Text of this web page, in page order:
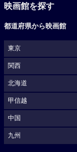
映画館を探す
都道府県から映画館
東京
関西
北海道
甲信越
中国
九州